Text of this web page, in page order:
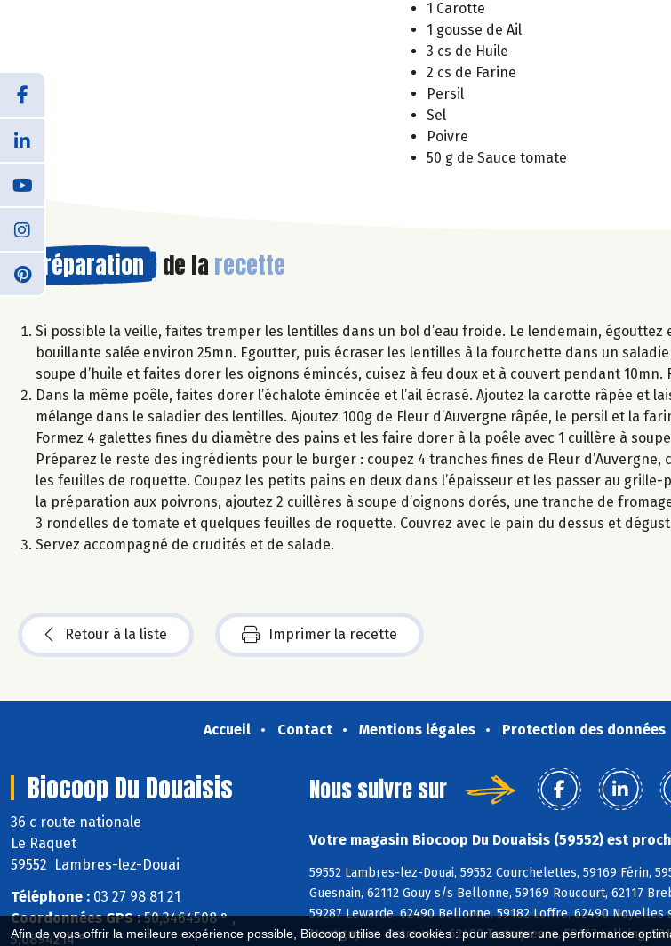
Afin de vous offrir la meilleure expérience possible, Biocoop utilise des cookies : pour assurer une performance
1 Carotte
1 gousse de Ail
3 cs de Huile
2 cs de Farine
Persil
Sel
Poivre
50 g de Sauce tomate
Préparation de la recette
Si possible la veille, faites tremper les lentilles dans un bol d’eau froide. Le lendemain, égouttez
bouillante salée environ 25mn. Egoutter, puis écraser les lentilles à la fourchette dans un
soupe d’huile et faites dorer les oignons émincés, cuisez à feu doux et à couvert pendant 10mn.
Dans la même poêle, faites dorer l’échalote émincée et l’ail écrasé. Ajoutez la carotte râpée et
mélange dans le saladier des lentilles. Ajoutez 100g de Fleur d’Auvergne râpée, le persil et la
Formez 4 galettes fines du diamètre des pains et les faire dorer à la poêle avec 1 cuillère à
Préparez le reste des ingrédients pour le burger : coupez 4 tranches fines de Fleur
les feuilles de roquette. Coupez les petits pains en deux dans l’épaisseur et les passer au
la préparation aux poivrons, ajoutez 2 cuillères à soupe d’oignons dorés, une tranche de
3 rondelles de tomate et quelques feuilles de roquette. Couvrez avec le pain du dessus et
Servez accompagné de crudités et de salade.
Retour à la liste Imprimer la recette
Accueil Contact Mentions légales Protection des données
Biocoop Du Douaisis
36 c route nationale
Le Raquet
59552 Lambres-lez-Douai
Téléphone : 03 27 98 81 21
Coordonnées GPS :50,3464508 ° ,
3,0894214 °
Nous suivre sur
Votre magasin Biocoop Du Douaisis (59552) est
59552 Lambres-lez-Douai, 59552 Courchelettes, 59169 Férin,
Guesnain, 62112 Gouy s/s Bellonne, 59169 Roucourt, 62117
59287 Lewarde, 62490 Bellonne, 59182 Loffre, 62490
Montigny-en-Ostrevent, 62490 Tortequesne, 59167 Lallaing,